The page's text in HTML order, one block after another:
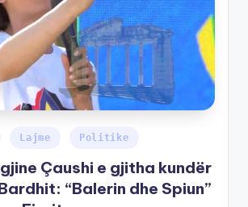
Lajme Politike
Çaushi e gjitha kundër
“Balerin dhe Spiun”